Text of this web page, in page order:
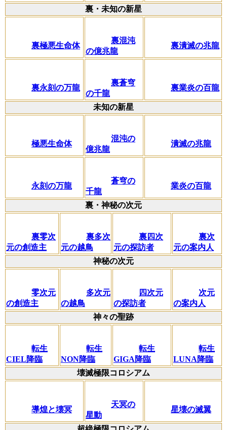
裏・未知の新星
裏極悪生命体
裏混沌
の億兆龍
裏潰滅の兆龍
裏永刻の万龍
裏蒼穹
の千龍
裏業炎の百龍
未知の新星
極悪生命体
混沌の
億兆龍
潰滅の兆龍
永刻の万龍
蒼穹の
千龍
業炎の百龍
裏・神秘の次元
裏零次
元の創造主
裏多次
元の越鳥
裏四次
元の探訪者
裏次
元の案内人
神秘の次元
零次元
の創造主
多次元
の越鳥
四次元
の探訪者
次元
の案内人
神々の聖跡
転生
CIEL降臨
転生
NON降臨
転生
GIGA降臨
転生
LUNA降臨
壊滅極限コロシアム
導煌と壊冥
天冥の
星動
星壊の滅翼